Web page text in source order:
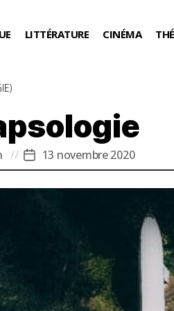
LITTÉRATURE CINÉMA
Date
de
l’article
13 novembre 2020